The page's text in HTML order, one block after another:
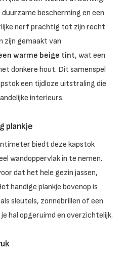
bescherming en een
nerf prachtig tot zijn recht
zijn gemaakt van
warme beige tint, wat een
donkere hout. Dit samenspel
een tijdloze uitstraling die
interieurs.
plankje
biedt deze kapstok
wandoppervlak in te nemen.
dat het hele gezin jassen,
handige plankje bovenop is
sleutels, zonnebrillen of een
hal opgeruimd en overzichtelijk.